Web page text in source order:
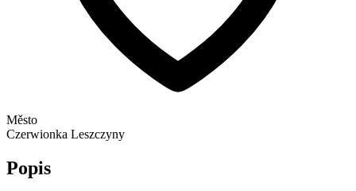
Město
Czerwionka Leszczyny
Popis